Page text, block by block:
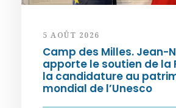
5 AOÛT 2026
Camp des Milles. Jean-
apporte le soutien de la
la candidature au
mondial de l’Unesco